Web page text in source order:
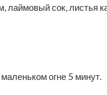
лаймовый сок, листья
огне 5 минут.